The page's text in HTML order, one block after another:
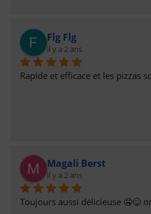
Flg Flg
il y a 2 ans
Rapide et efficace et les pizzas
Magali Berst
il y a 2 ans
Toujours aussi délicieuse 🤤😋